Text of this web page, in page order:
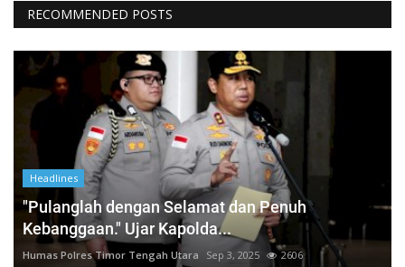
RECOMMENDED POSTS
Headlines
"Pulanglah dengan Selamat dan Penuh
Kebanggaan." Ujar Kapolda...
Humas Polres Timor Tengah Utara Sep 3, 2025 2606